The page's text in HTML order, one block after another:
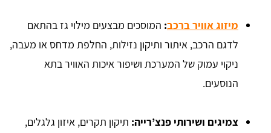
מיזוג אוויר ברכב: המוסכים מבצעים מילוי גז בהתאם
לדגם הרכב, איתור ותיקון נזילות, החלפת מדחס או מעבה,
ניקוי עמוק של המערכת ושיפור איכות האוויר בתא
הנוסעים.
צמיגים ושירותי פנצ’רייה: תיקון תקרים, איזון גלגלים,